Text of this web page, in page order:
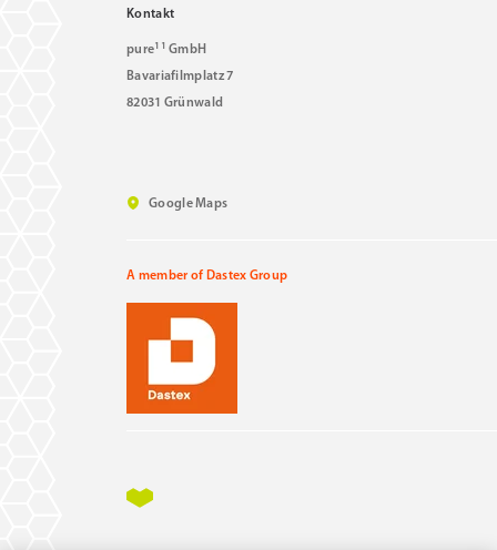
Kontakt
pure11 GmbH
Bavariafilmplatz 7
82031 Grünwald
Google Maps
A member of Dastex Group